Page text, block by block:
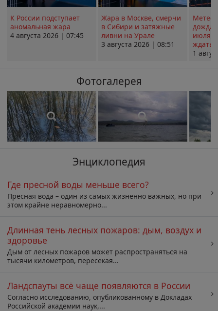
К России подступает
аномальная жара
4 августа 2026 | 07:45
Жара в Москве, смерчи
в Сибири и затяжные
ливни на Урале
3 августа 2026 | 08:51
июля;
ждать
1
Фотогалерея
Энциклопедия
Где пресной воды меньше всего?
Пресная вода – один из самых жизненно важных, но при
этом крайне неравномерно...
Длинная тень лесных пожаров: дым, воздух и
здоровье
Дым от лесных пожаров может распространяться на
тысячи километров, пересекая...
Ландспауты всё чаще появляются в России
Согласно исследованию, опубликованному в Докладах
Российской академии наук,...